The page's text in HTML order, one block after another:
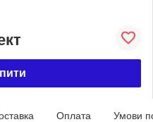
Оплата Умови